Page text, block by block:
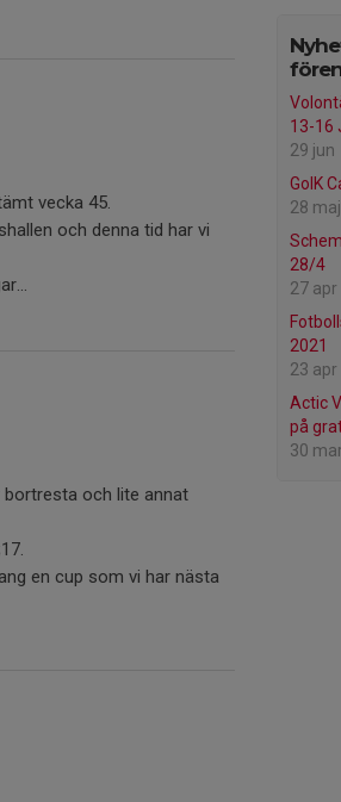
13-16
29 jun
GoIK
28 maj
28/4
27 apr
2021
23 apr
Actic
på
30
vecka 45.
och denna tid har vi
bortresta och lite annat
en cup som vi har nästa